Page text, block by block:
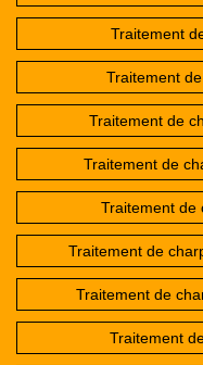
Traitement
Traitement
Traitement de
Traitement de
Traitement de
Traitement de
Traitement de
Traitement